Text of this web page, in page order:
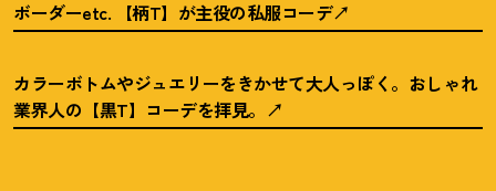
ボーダーetc. 【柄T】が主役の私服コーデ
カラーボトムやジュエリーをきかせて大人っぽく。おしゃれ
業界人の【黒T】コーデを拝見。